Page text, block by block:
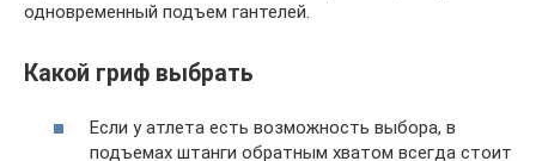
одновременный подъем гантелей.
Какой гриф выбрать
Если у атлета есть возможность выбора, в
подъемах штанги обратным хватом всегда стоит